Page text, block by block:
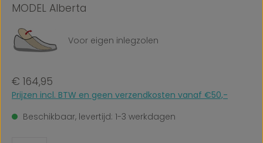
MODEL Alberta
Voor eigen inlegzolen
Normale prijs:
€ 164,95
Prijzen incl. BTW en geen verzendkosten vanaf €50,-
Beschikbaar, levertijd: 1-3 werkdagen